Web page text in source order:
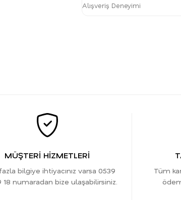
Alışveriş Deneyimi
MÜŞTERİ HİZMETLERİ
bilgiye ihtiyacınız varsa 0539
18 numaradan bize ulaşabilirsiniz.
Tüm